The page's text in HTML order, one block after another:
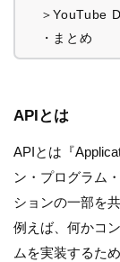
＞YouTube
・まとめ
APIとは
APIとは『
ン・プログラム
ションの一部を
例えば、何かコ
ムを実装するた